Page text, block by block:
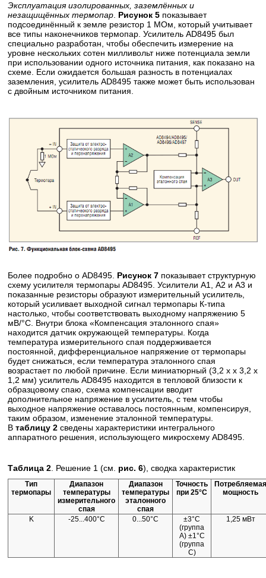
Эксплуатация изолированных, заземлённых и
незащищённых термопар. Рисунок 5 показывает
подсоединённый к земле резистор 1 МОм, который учитывает
все типы наконечников термопар. Усилитель AD8495 был
специально разработан, чтобы обеспечить измерение на
уровне нескольких сотен милливольт ниже потенциала земли
при использовании одного источника питания, как показано на
схеме. Если ожидается большая разность в потенциалах
заземления, усилитель AD8495 также может быть использован
с двойным источником питания.
Более подробно о AD8495. Рисунок 7 показывает структурную
схему усилителя термопары AD8495. Усилители А1, А2 и A3 и
показанные резисторы образуют измерительный усилитель,
который усиливает выходной сигнал термопары К-типа
настолько, чтобы соответствовать выходному напряжению 5
мВ/°С. Внутри блока «Компенсация эталонного спая»
находится датчик окружающей температуры. Когда
температура измерительного спая поддерживается
постоянной, дифференциальное напряжение от термопары
будет снижаться, если температура эталонного спая
возрастает по любой причине. Если миниатюрный (3,2 х х 3,2 х
1,2 мм) усилитель AD8495 находится в тепловой близости к
образцовому спаю, схема компенсации вводит
дополнительное напряжение в усилитель, с тем чтобы
выходное напряжение оставалось постоянным, компенсируя,
таким образом, изменение эталонной температуры.
Втаблицу 2 сведены характеристики интегрального
аппаратного решения, использующего микросхему AD8495.
Таблица 2 . Решение 1 (см. рис. 6), сводка характеристик
Тип
термопары
Диапазон
температуры
измерительного
спая
Диапазон
температуры
эталонного
спая
Точность
при 25°С
мощность
K -25...400°С 0...50°С
±3°С
(группа
А) ±1°С
(группа
С)
1,25 мВт